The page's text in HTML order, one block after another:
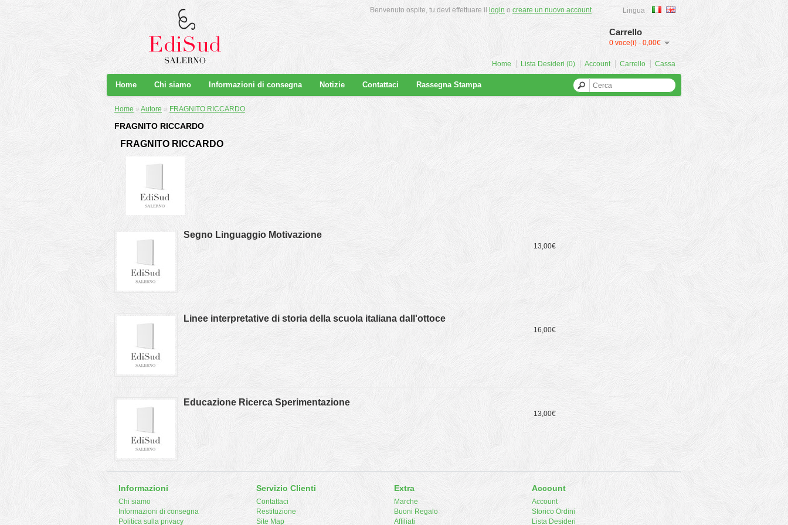
Lingua
Carrello
0 voce(i) - 0,00€
Benvenuto ospite, tu devi effettuare il login o creare un nuovo account.
Home Lista Desideri (0) Account Carrello Cassa
Home Chi siamo Informazioni di consegna Notizie Contattaci Rassegna Stampa
Home » Autore » FRAGNITO RICCARDO
FRAGNITO RICCARDO
FRAGNITO RICCARDO
Segno Linguaggio Motivazione
13,00€
Linee interpretative di storia della scuola italiana dall'ottoce
16,00€
Educazione Ricerca Sperimentazione
13,00€
Informazioni
Chi siamo
Informazioni di consegna
Politica sulla privacy
Servizio Clienti
Contattaci
Restituzione
Site Map
Extra
Marche
Buoni Regalo
Affiliati
Account
Account
Storico Ordini
Lista Desideri